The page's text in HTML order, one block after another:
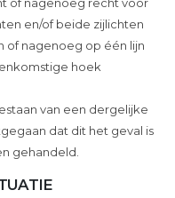
of nagenoeg recht voor
en/of beide zijlichten
of nagenoeg op één lijn
hoek
van een dergelijke
dat dit het geval is
gehandeld.